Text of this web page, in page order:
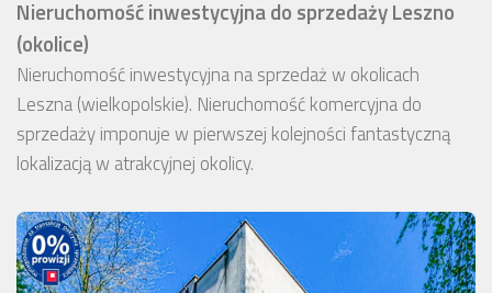
Nieruchomość inwestycyjna do sprzedaży Leszno
(okolice)
Nieruchomość inwestycyjna na sprzedaż w okolicach
Leszna (wielkopolskie). Nieruchomość komercyjna do
sprzedaży imponuje w pierwszej kolejności fantastyczną
lokalizacją w atrakcyjnej okolicy.